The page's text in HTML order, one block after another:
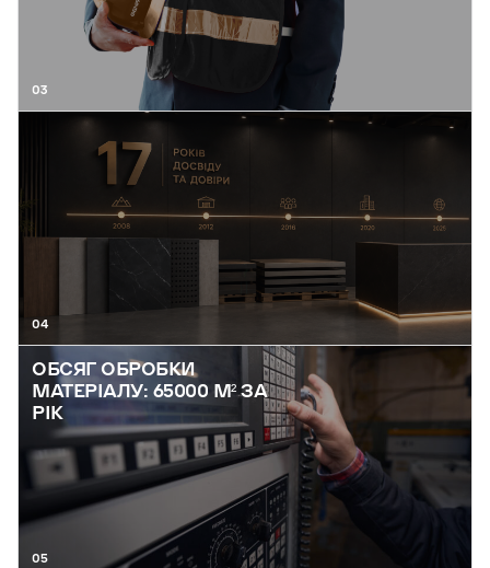
03
04
ОБСЯГ ОБРОБКИ
МАТЕРІАЛУ: 65000 М² ЗА
РІК
05